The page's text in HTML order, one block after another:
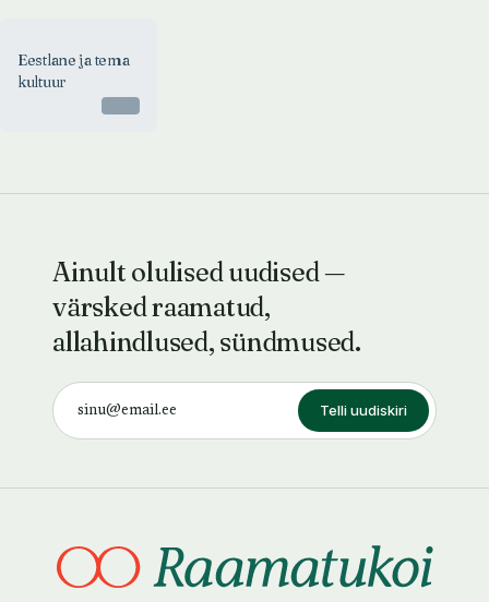
Eestlane ja tema
kultuur
Ainult olulised uudised —
värsked raamatud,
allahindlused, sündmused.
Telli uudiskiri